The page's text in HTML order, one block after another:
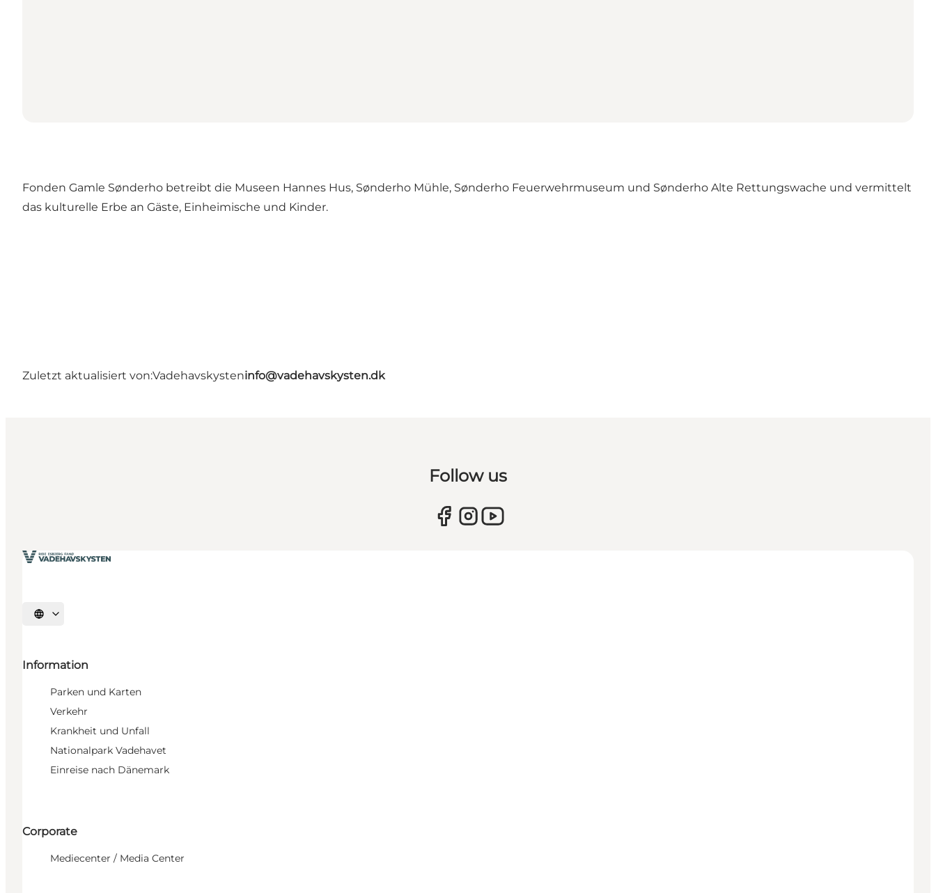
Fonden Gamle Sønderho betreibt die Museen Hannes Hus, Sønderho Mühle, Sønderho Feuerwehrmuseum und Sønderho Alte Rettungswache und vermittelt
das kulturelle Erbe an Gäste, Einheimische und Kinder.
Zuletzt aktualisiert von:Vadehavskysteninfo@vadehavskysten.dk
Follow us
Sprache auswählen
Information
Parken und Karten
Verkehr
Krankheit und Unfall
Nationalpark Vadehavet
Einreise nach Dänemark
Corporate
Mediecenter / Media Center